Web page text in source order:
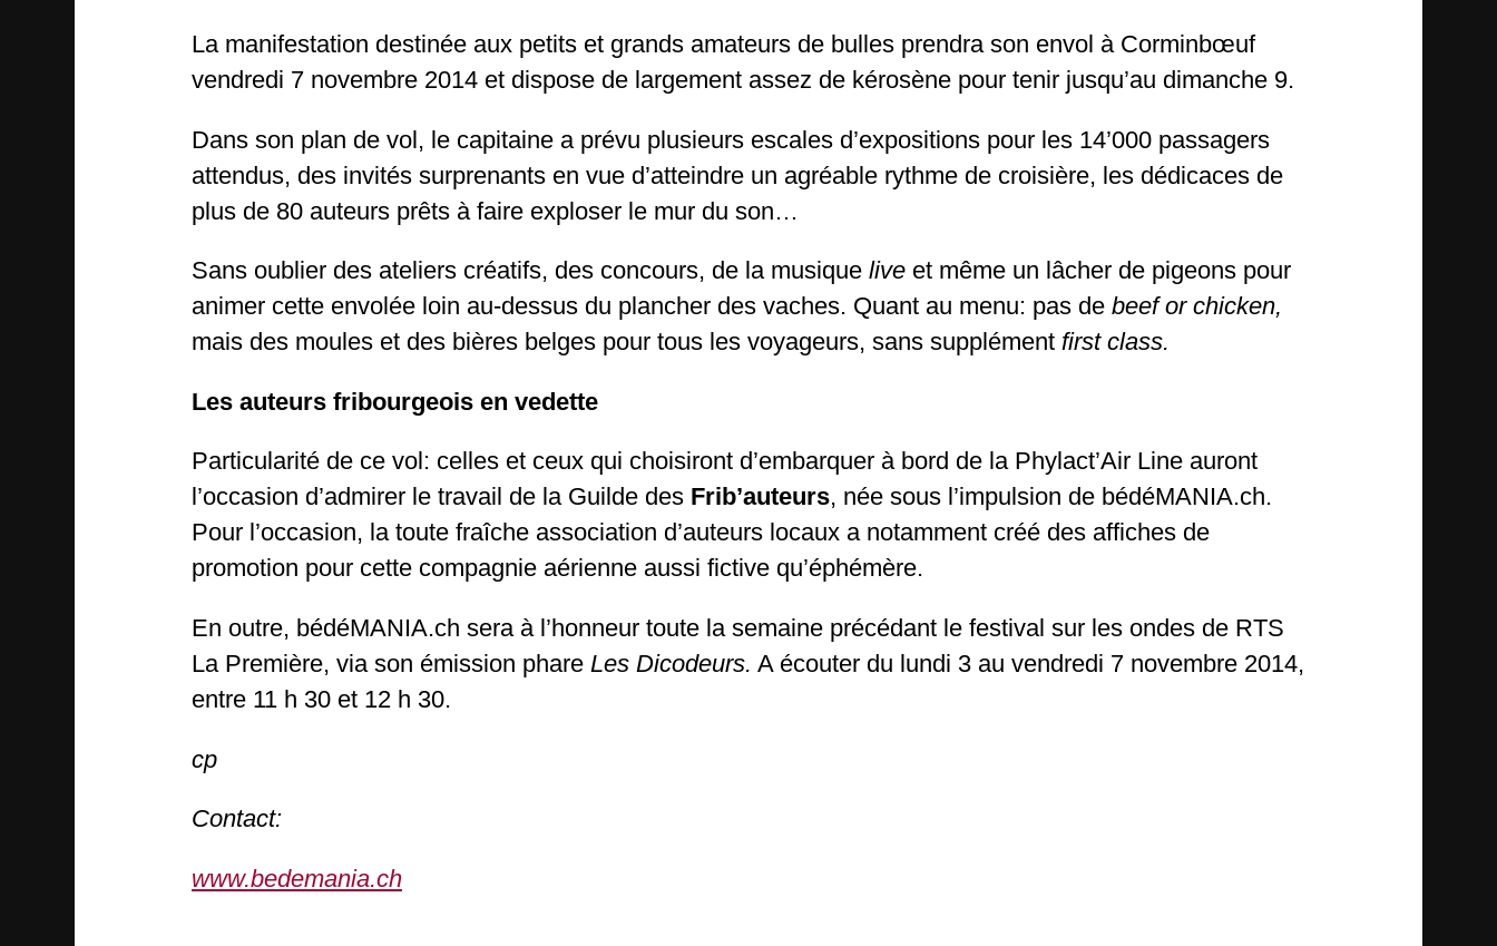
La manifestation destinée aux petits et grands amateurs de bulles prendra son envol à Corminbœuf
vendredi 7 novembre 2014 et dispose de largement assez de kérosène pour tenir jusqu’au dimanche 9.
Dans son plan de vol, le capitaine a prévu plusieurs escales d’expositions pour les 14’000 passagers
attendus, des invités surprenants en vue d’atteindre un agréable rythme de croisière, les dédicaces de
plus de 80 auteurs prêts à faire exploser le mur du son…
Sans oublier des ateliers créatifs, des concours, de la musique live et même un lâcher de pigeons pour
animer cette envolée loin au-dessus du plancher des vaches. Quant au menu: pas de beef or chicken,
mais des moules et des bières belges pour tous les voyageurs, sans supplément first class.
Les auteurs fribourgeois en vedette
Particularité de ce vol: celles et ceux qui choisiront d’embarquer à bord de la Phylact’Air Line auront
l’occasion d’admirer le travail de la Guilde des Frib’auteurs, née sous l’impulsion de bédéMANIA.ch.
Pour l’occasion, la toute fraîche association d’auteurs locaux a notamment créé des affiches de
promotion pour cette compagnie aérienne aussi fictive qu’éphémère.
En outre, bédéMANIA.ch sera à l’honneur toute la semaine précédant le festival sur les ondes de RTS
La Première, via son émission phare Les Dicodeurs. A écouter du lundi 3 au vendredi 7 novembre 2014,
entre 11 h 30 et 12 h 30.
cp
Contact:
www.bedemania.ch